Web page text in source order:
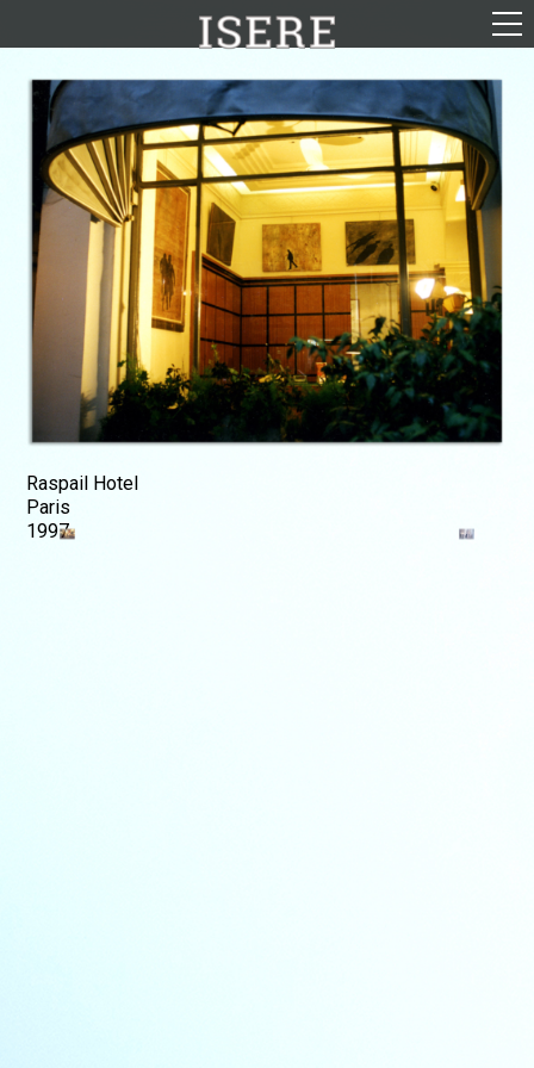
English (US)
Français
Portrait
Parcours
Galerie
Photomontages
Contact
Téléchargements
Raspail Hotel
Paris
1997